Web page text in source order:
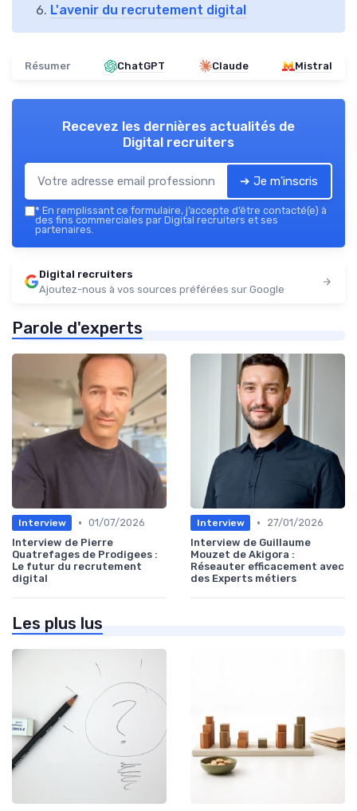
L'avenir du recrutement digital
Résumer ChatGPT Claude Mistral
Recevez les dernières actualités de
Digital recruiters
➔ Je m'inscris
* En remplissant ce formulaire, j’accepte d’être contacté(e) à
des fins commerciales par Digital recruiters et ses
partenaires.
Digital recruiters
Ajoutez-nous à vos sources préférées sur Google
Parole d'experts
Interview • 01/07/2026
Interview de Pierre
Quatrefages de Prodigees :
Le futur du recrutement
digital
Interview •
27/01/2026
Interview de Guillaume
Mouzet de Akigora :
Réseauter efficacement avec
des Experts métiers
Les plus lus